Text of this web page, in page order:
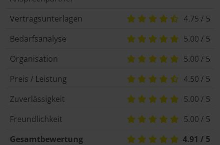
Vertragsunterlagen
4.75 / 5
Bedarfsanalyse
5.00 / 5
Organisation
5.00 / 5
Preis / Leistung
4.50 / 5
Zuverlässigkeit
5.00 / 5
Freundlichkeit
5.00 / 5
Gesamtbewertung
4.91 / 5